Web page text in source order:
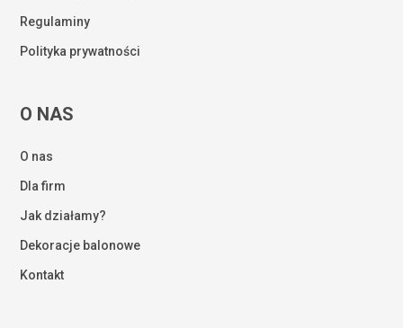
Regulaminy
Polityka prywatności
O NAS
O nas
Dla firm
Jak działamy?
Dekoracje balonowe
Kontakt